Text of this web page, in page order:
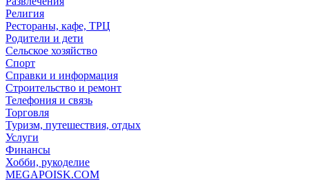
Религия
Рестораны, кафе, ТРЦ
Родители и дети
Сельское хозяйство
Спорт
Справки и информация
Строительство и ремонт
Телефония и связь
Торговля
Туризм, путешествия, отдых
Услуги
Финансы
Хобби, рукоделие
MEGAPOISK.COM